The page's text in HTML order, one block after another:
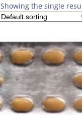
Showing the single